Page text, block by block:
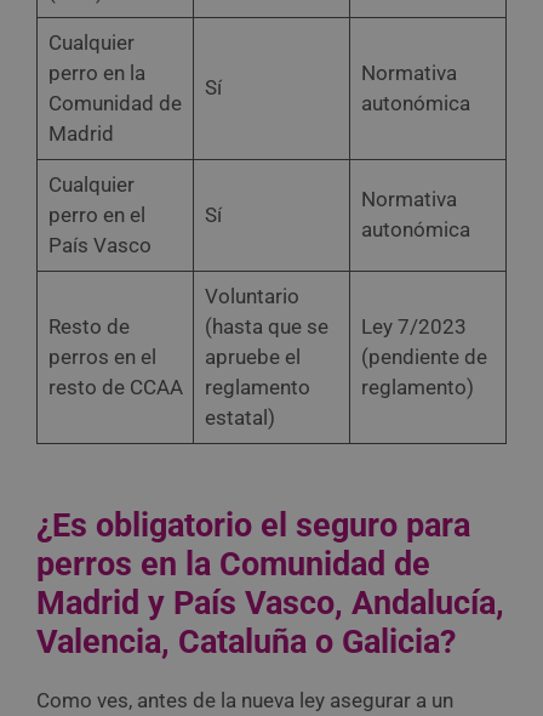
Cualquier
perro en la
Comunidad de
Madrid
Sí
Normativa
autonómica
Cualquier
perro en el
País Vasco
Sí
Normativa
autonómica
Resto de
perros en el
resto de CCAA
Voluntario
(hasta que se
apruebe el
reglamento
estatal)
Ley 7/2023
(pendiente de
reglamento)
¿Es obligatorio el seguro para
perros en la Comunidad de
Madrid y País Vasco, Andalucía,
Valencia, Cataluña o Galicia?
Como ves, antes de la nueva ley asegurar a un